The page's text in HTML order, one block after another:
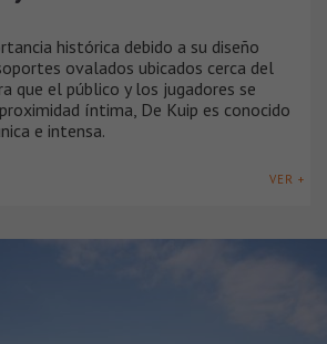
histórica debido a su diseño
ovalados ubicados cerca del
que el público y los jugadores se
íntima, De Kuip es conocido
e intensa.
VER +